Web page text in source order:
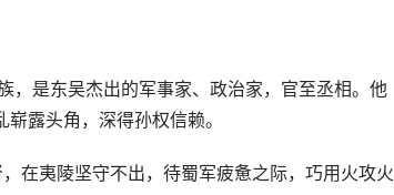
是东吴杰出的军事家、政治家，官至丞相。他
露头角，深得孙权信赖。
夷陵坚守不出，待蜀军疲惫之际，巧用火攻火